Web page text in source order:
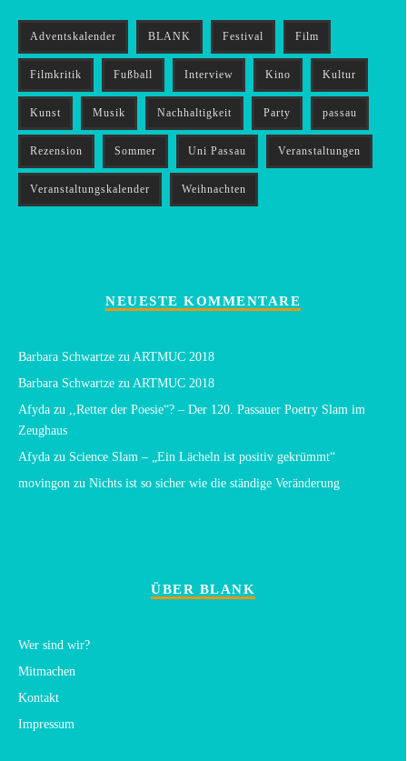
Adventskalender BLANK Festival Film
Filmkritik Fußball Interview Kino Kultur
Kunst Musik Nachhaltigkeit Party passau
Rezension Sommer Uni Passau Veranstaltungen
Veranstaltungskalender Weihnachten
NEUESTE KOMMENTARE
Barbara Schwartze zu ARTMUC 2018
Barbara Schwartze zu ARTMUC 2018
Afyda zu
,,Retter der Poesie“? – Der 120. Passauer Poetry Slam im
Zeughaus
Afyda zu Science Slam – „Ein Lächeln ist positiv gekrümmt“
movingon zu Nichts ist so sicher wie die ständige Veränderung
ÜBER BLANK
Wer sind wir?
Mitmachen
Kontakt
Impressum